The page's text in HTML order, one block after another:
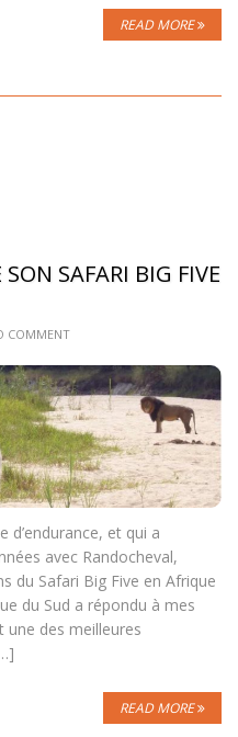
READ MORE
SAFARI BIG FIVE
COMMENT
d’endurance, et qui a
avec Randocheval,
du Safari Big Five en Afrique
du Sud a répondu à mes
une des meilleures
READ MORE